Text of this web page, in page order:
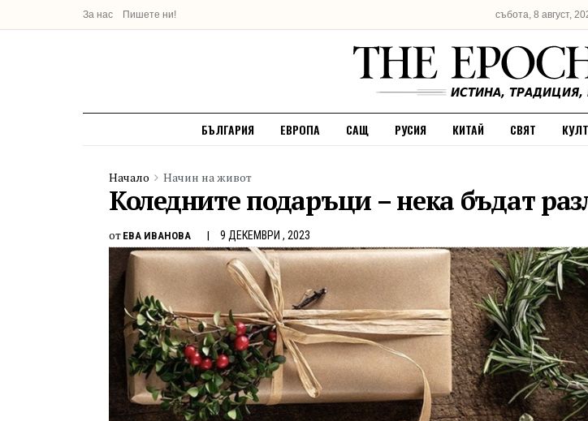
За нас Пишете ни! събота, 8 август,
БЪЛГАРИЯ ЕВРОПА САЩ РУСИЯ КИТАЙ СВЯТ
Начало Начин на живот
Коледните подаръци – нека бъдат
от ЕВА ИВАНОВА 9 ДЕКЕМВРИ , 2023